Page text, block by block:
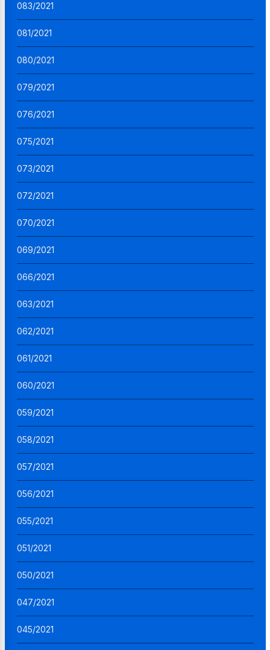
083/2021
081/2021
080/2021
079/2021
076/2021
075/2021
073/2021
072/2021
070/2021
069/2021
066/2021
063/2021
062/2021
061/2021
060/2021
059/2021
058/2021
057/2021
056/2021
055/2021
051/2021
050/2021
047/2021
045/2021